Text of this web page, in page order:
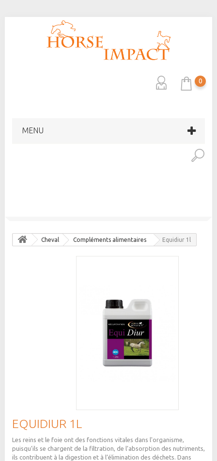
0
MENU
Cheval Compléments alimentaires Equidiur 1l
EQUIDIUR 1L
Les reins et le foie ont des fonctions vitales dans l'organisme,
puisqu’ils se chargent de la filtration, de l’absorption des nutriments,
ils contribuent à la digestion et à l’élimination des déchets. Dans